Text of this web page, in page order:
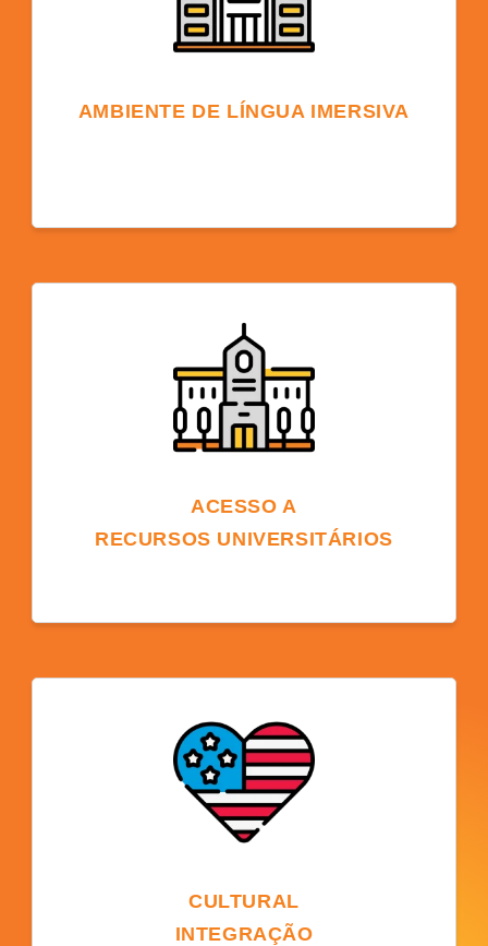
AMBIENTE DE LÍNGUA IMERSIVA
língua inglesa que acelera a aquisição do
levando a um aprendizado e compreensão
mais rápidos e eficazes.
ACESSO A
RECURSOS UNIVERSITÁRIOS
estudantis estão disponíveis aos estudantes
além das habilidades linguísticas.
CULTURAL
INTEGRAÇÃO